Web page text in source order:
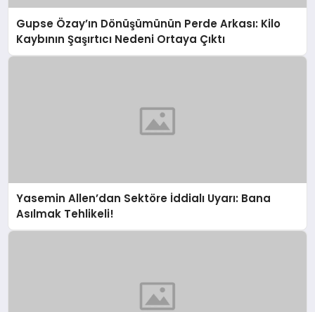
Gupse Özay’ın Dönüşümünün Perde Arkası: Kilo
Kaybının Şaşırtıcı Nedeni Ortaya Çıktı
Yasemin Allen’dan Sektöre İddialı Uyarı: Bana
Asılmak Tehlikeli!